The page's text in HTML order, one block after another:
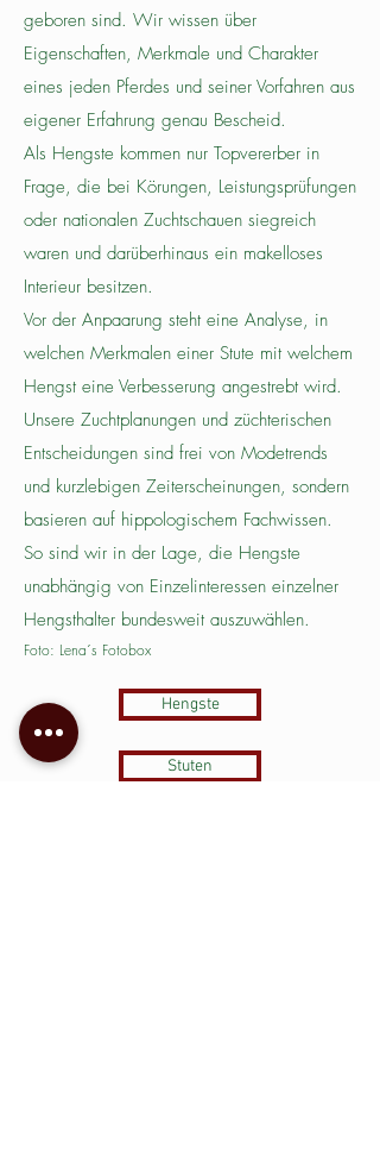
geboren sind. Wir wissen über
Eigenschaften, Merkmale und Charakter
eines jeden Pferdes und seiner Vorfahren aus
eigener Erfahrung genau Bescheid.
Als Hengste kommen nur Topvererber in
Frage, die bei Körungen, Leistungsprüfungen
oder nationalen Zuchtschauen siegreich
waren und darüberhinaus ein makelloses
Interieur besitzen.
Vor der Anpaarung steht eine Analyse, in
welchen Merkmalen einer Stute mit welchem
Hengst eine Verbesserung angestrebt wird.
Unsere Zuchtplanungen und züchterischen
Entscheidungen sind frei von Modetrends
und kurzlebigen Zeiterscheinungen, sondern
basieren auf hippologischem Fachwissen.
So sind wir in der Lage, die Hengste
unabhängig von Einzelinteressen einzelner
Hengsthalter bundesweit auszuwählen.
Foto: Lena´s Fotobox
Hengste
Stuten